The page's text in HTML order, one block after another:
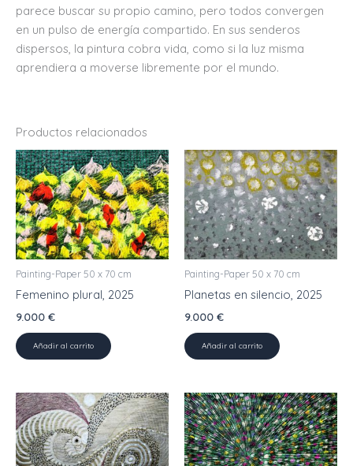
parece buscar su propio camino, pero todos convergen
en un pulso de energía compartido. En sus senderos
dispersos, la pintura cobra vida, como si la luz misma
aprendiera a moverse libremente por el mundo.
Productos relacionados
Painting-Paper 50 x 70 cm
Femenino plural, 2025
9.000 €
Añadir al carrito
Painting-Paper 50 x 70 cm
Planetas en silencio, 2025
9.000 €
Añadir al carrito